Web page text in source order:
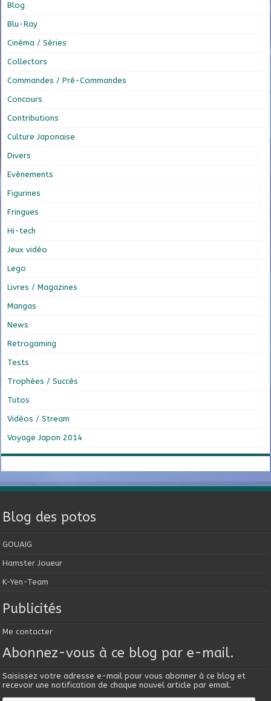
Blog
Blu-Ray
Cinéma / Séries
Collectors
Commandes / Pré-Commandes
Concours
Contributions
Culture Japonaise
Divers
Evénements
Figurines
Fringues
Hi-tech
Jeux vidéo
Lego
Livres / Magazines
Mangas
News
Retrogaming
Tests
Trophées / Succès
Tutos
Vidéos / Stream
Voyage Japon 2014
Blog des potos
GOUAIG
Hamster Joueur
K-Yen-Team
Publicités
Me contacter
Abonnez-vous à ce blog par e-mail.
Saisissez votre adresse e-mail pour vous abonner à ce blog et
recevoir une notification de chaque nouvel article par email.